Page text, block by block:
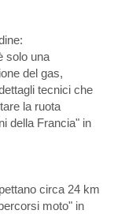
solo una
del gas,
tecnici che
la ruota
della Francia" in
circa 24 km
moto" in